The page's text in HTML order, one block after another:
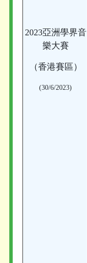
2023亞洲學界音
樂大賽
（香港賽區）
(30/6/2023)